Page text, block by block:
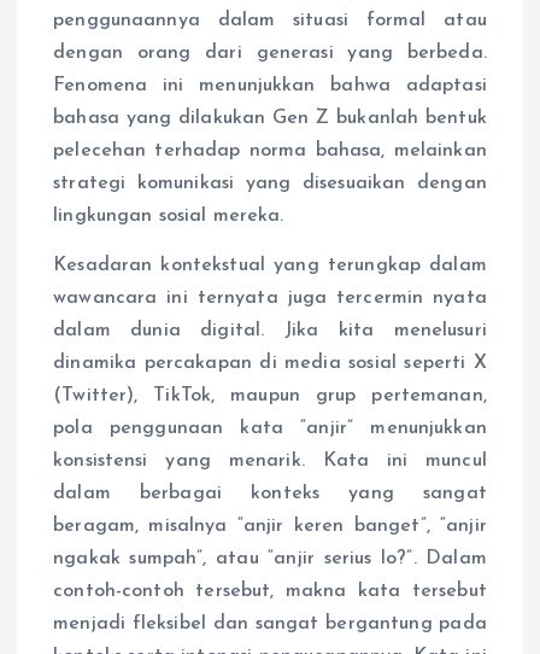
penggunaannya dalam situasi formal atau
dengan orang dari generasi yang berbeda.
Fenomena ini menunjukkan bahwa adaptasi
bahasa yang dilakukan Gen Z bukanlah bentuk
pelecehan terhadap norma bahasa, melainkan
strategi komunikasi yang disesuaikan dengan
lingkungan sosial mereka.
Kesadaran kontekstual yang terungkap dalam
wawancara ini ternyata juga tercermin nyata
dalam dunia digital. Jika kita menelusuri
dinamika percakapan di media sosial seperti X
(Twitter), TikTok, maupun grup pertemanan,
pola penggunaan kata “anjir” menunjukkan
konsistensi yang menarik. Kata ini muncul
dalam berbagai konteks yang sangat
beragam, misalnya “anjir keren banget”, “anjir
ngakak sumpah”, atau “anjir serius lo?”. Dalam
contoh-contoh tersebut, makna kata tersebut
menjadi fleksibel dan sangat bergantung pada